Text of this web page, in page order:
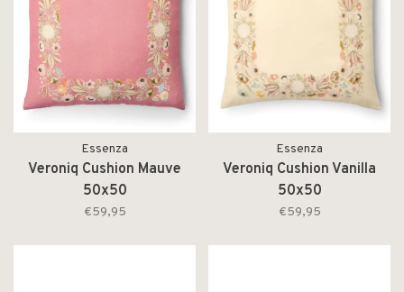
Essenza
Veroniq Cushion Mauve
50x50
€59,95
Essenza
Veroniq Cushion Vanilla
50x50
€59,95